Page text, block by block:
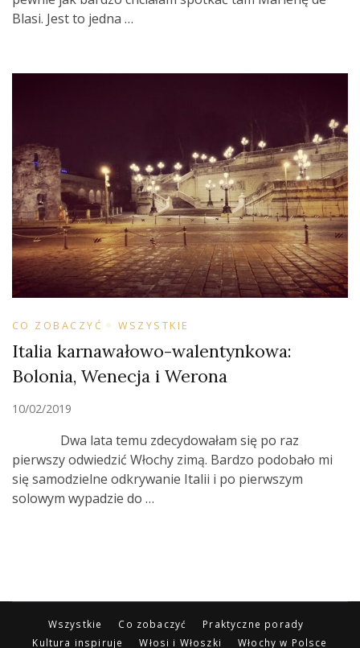
Blasi. Jest to jedna …
CO ZOBACZYĆ WSZYSTKIE
Italia karnawałowo-walentynkowa:
Bolonia, Wenecja i Werona
10/02/2019
Dwa lata temu zdecydowałam się po raz
pierwszy odwiedzić Włochy zimą. Bardzo podobało mi
się samodzielne odkrywanie Italii i po pierwszym
solowym wypadzie do …
Wszystkie Co zobaczyć
Praktyczne porady
Kultura inspiruje
Włosi i Włoszki Włochy w Polsce